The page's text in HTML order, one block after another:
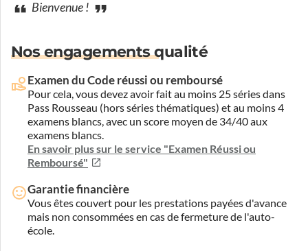
Bienvenue !
Nos engagements qualité
Examen du Code réussi ou remboursé
Pour cela, vous devez avoir fait au moins 25 séries dans
Pass Rousseau (hors séries thématiques) et au moins 4
examens blancs, avec un score moyen de 34/40 aux
examens blancs.
En savoir plus sur le service "Examen Réussi ou
Remboursé"
Garantie financière
Vous êtes couvert pour les prestations payées d'avance
mais non consommées en cas de fermeture de l'auto-
école.